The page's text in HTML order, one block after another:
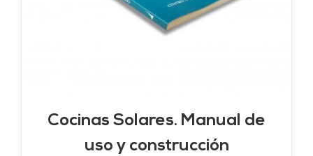
Cocinas Solares. Manual de
uso y construcción